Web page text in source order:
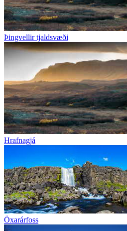
Þingvellir tjaldsvæði
Hrafnagjá
Öxarárfoss